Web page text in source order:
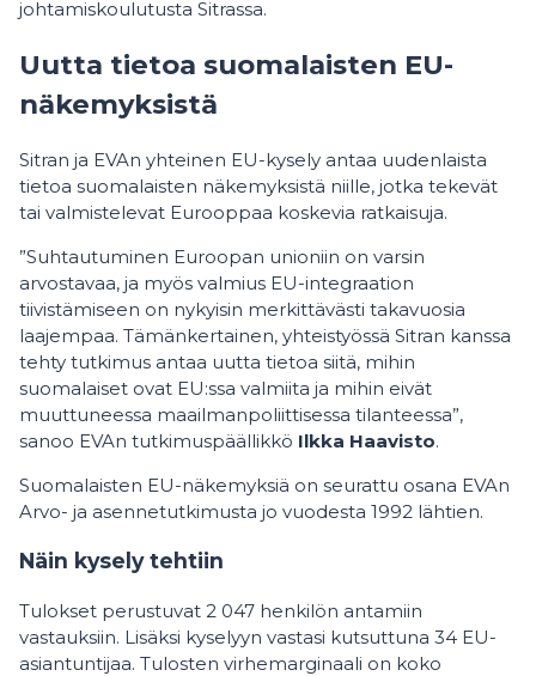
johtamiskoulutusta Sitrassa.
Uutta tietoa suomalaisten EU-
näkemyksistä
Sitran ja EVAn yhteinen EU-kysely antaa uudenlaista
tietoa suomalaisten näkemyksistä niille, jotka tekevät
tai valmistelevat Eurooppaa koskevia ratkaisuja.
”Suhtautuminen Euroopan unioniin on varsin
arvostavaa, ja myös valmius EU-integraation
tiivistämiseen on nykyisin merkittävästi takavuosia
laajempaa. Tämänkertainen, yhteistyössä Sitran kanssa
tehty tutkimus antaa uutta tietoa siitä, mihin
suomalaiset ovat EU:ssa valmiita ja mihin eivät
muuttuneessa maailmanpoliittisessa tilanteessa”,
sanoo EVAn tutkimuspäällikkö Ilkka Haavisto.
Suomalaisten EU-näkemyksiä on seurattu osana EVAn
Arvo- ja asennetutkimusta jo vuodesta 1992 lähtien.
Näin kysely tehtiin
Tulokset perustuvat 2 047 henkilön antamiin
vastauksiin. Lisäksi kyselyyn vastasi kutsuttuna 34 EU-
asiantuntijaa. Tulosten virhemarginaali on koko